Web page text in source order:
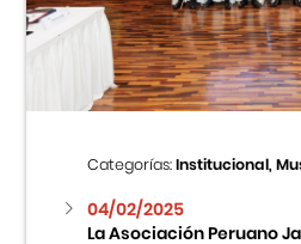
Categorías:Institucional,
04/02/2025
La Asociación Peruano